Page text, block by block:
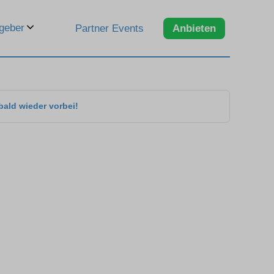
Partner Events Anbieten
wieder vorbei!